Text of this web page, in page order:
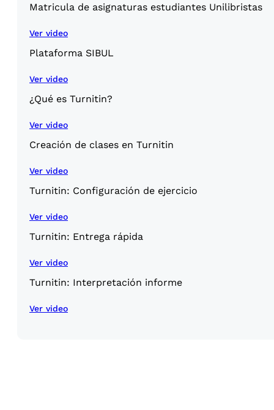
Matricula de asignaturas estudiantes Unilibristas
Ver video
Plataforma SIBUL
Ver video
¿Qué es Turnitin?
Ver video
Creación de clases en Turnitin
Ver video
Turnitin: Configuración de ejercicio
Ver video
Turnitin: Entrega rápida
Ver video
Turnitin: Interpretación informe
Ver video